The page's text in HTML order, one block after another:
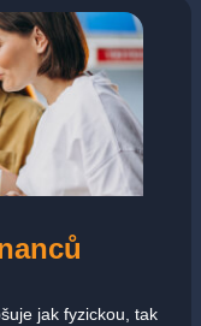
jak fyzickou, tak